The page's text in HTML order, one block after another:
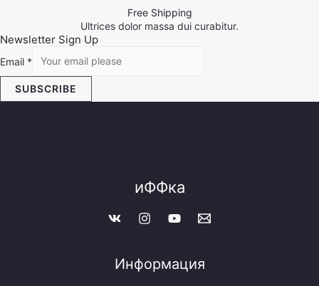
Free Shipping
Ultrices dolor massa dui curabitur.
Newsletter Sign Up
Email *
SUBSCRIBE
иФФка
Информация